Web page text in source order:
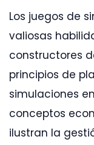
Los juegos de
valiosas
constructores
principios de
simulaciones
conceptos
ilustran la